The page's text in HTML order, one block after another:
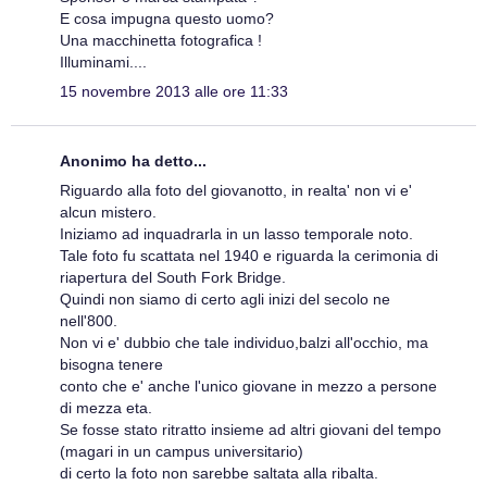
E cosa impugna questo uomo?
Una macchinetta fotografica !
Illuminami....
15 novembre 2013 alle ore 11:33
Anonimo ha detto...
Riguardo alla foto del giovanotto, in realta' non vi e'
alcun mistero.
Iniziamo ad inquadrarla in un lasso temporale noto.
Tale foto fu scattata nel 1940 e riguarda la cerimonia di
riapertura del South Fork Bridge.
Quindi non siamo di certo agli inizi del secolo ne
nell'800.
Non vi e' dubbio che tale individuo,balzi all'occhio, ma
bisogna tenere
conto che e' anche l'unico giovane in mezzo a persone
di mezza eta.
Se fosse stato ritratto insieme ad altri giovani del tempo
(magari in un campus universitario)
di certo la foto non sarebbe saltata alla ribalta.